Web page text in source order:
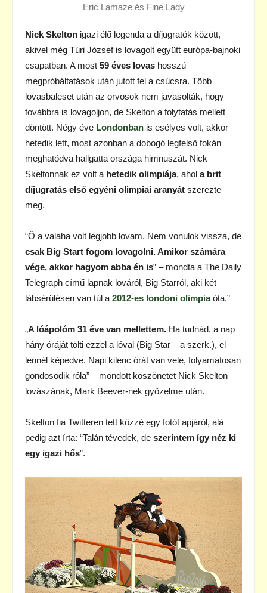
Eric Lamaze és Fine Lady
Nick Skelton igazi élő legenda a díjugratók között,
akivel még Túri József is lovagolt együtt európa-bajnoki
csapatban. A most 59 éves lovas hosszú
megpróbáltatások után jutott fel a csúcsra. Több
lovasbaleset után az orvosok nem javasolták, hogy
továbbra is lovagoljon, de Skelton a folytatás mellett
döntött. Négy éve Londonban is esélyes volt, akkor
hetedik lett, most azonban a dobogó legfelső fokán
meghatódva hallgatta országa himnuszát. Nick
Skeltonnak ez volt a hetedik olimpiája, ahol a brit
díjugratás első egyéni olimpiai aranyát szerezte
meg.
“Ő a valaha volt legjobb lovam. Nem vonulok vissza, de
csak Big Start fogom lovagolni. Amikor számára
vége, akkor hagyom abba én is” – mondta a The Daily
Telegraph című lapnak lováról, Big Starról, aki két
lábsérülésen van túl a 2012-es londoni olimpiaóta.”
„A lóápolóm 31 éve van mellettem. Ha tudnád, a nap
hány óráját tölti ezzel a lóval (Big Star – a szerk.), el
lennél képedve. Napi kilenc órát van vele, folyamatosan
gondosodik róla” – mondott köszönetet Nick Skelton
lovászának, Mark Beever-nek győzelme után.
Skelton fia Twitteren tett közzé egy fotót apjáról, alá
pedig azt írta: “Talán tévedek, de szerintem így néz ki
egy igazi hős”.